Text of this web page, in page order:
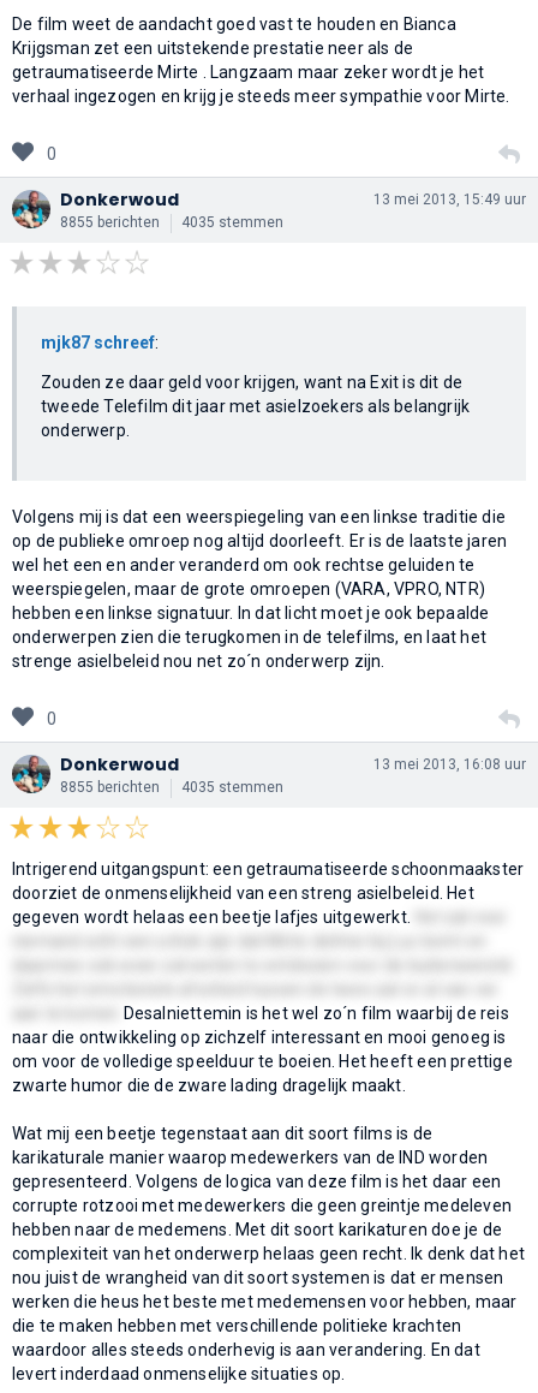
De film weet de aandacht goed vast te houden en Bianca
Krijgsman zet een uitstekende prestatie neer als de
getraumatiseerde Mirte . Langzaam maar zeker wordt je het
verhaal ingezogen en krijg je steeds meer sympathie voor Mirte.
0
Donkerwoud
8855 berichten 4035 stemmen
13 mei 2013, 15:49 uur
mjk87 schreef:
Zouden ze daar geld voor krijgen, want na Exit is dit de
tweede Telefilm dit jaar met asielzoekers als belangrijk
onderwerp.
Volgens mij is dat een weerspiegeling van een linkse traditie die
op de publieke omroep nog altijd doorleeft. Er is de laatste jaren
wel het een en ander veranderd om ook rechtse geluiden te
weerspiegelen, maar de grote omroepen (VARA, VPRO, NTR)
hebben een linkse signatuur. In dat licht moet je ook bepaalde
onderwerpen zien die terugkomen in de telefilms, en laat het
strenge asielbeleid nou net zo´n onderwerp zijn.
0
Donkerwoud
8855 berichten 4035 stemmen
13 mei 2013, 16:08 uur
Intrigerend uitgangspunt: een getraumatiseerde schoonmaakster
doorziet de onmenselijkheid van een streng asielbeleid. Het
gegeven wordt helaas een beetje lafjes uitgewerkt.
Desalniettemin is het wel zo´n film waarbij de reis
naar die ontwikkeling op zichzelf interessant en mooi genoeg is
om voor de volledige speelduur te boeien. Het heeft een prettige
zwarte humor die de zware lading dragelijk maakt.
Wat mij een beetje tegenstaat aan dit soort films is de
karikaturale manier waarop medewerkers van de IND worden
gepresenteerd. Volgens de logica van deze film is het daar een
corrupte rotzooi met medewerkers die geen greintje medeleven
hebben naar de medemens. Met dit soort karikaturen doe je de
complexiteit van het onderwerp helaas geen recht. Ik denk dat het
nou juist de wrangheid van dit soort systemen is dat er mensen
werken die heus het beste met medemensen voor hebben, maar
die te maken hebben met verschillende politieke krachten
waardoor alles steeds onderhevig is aan verandering. En dat
levert inderdaad onmenselijke situaties op.